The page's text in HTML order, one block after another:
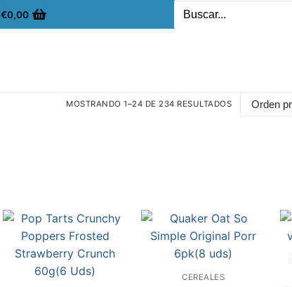
€0,00
MOSTRANDO 1–24 DE 234 RESULTADOS
CEREALES